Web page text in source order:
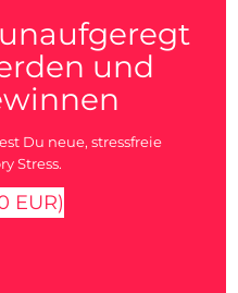
und
Du neue, stressfreie
Stress.
EUR)